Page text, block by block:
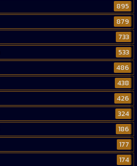
895
879
733
533
486
438
426
324
186
177
174